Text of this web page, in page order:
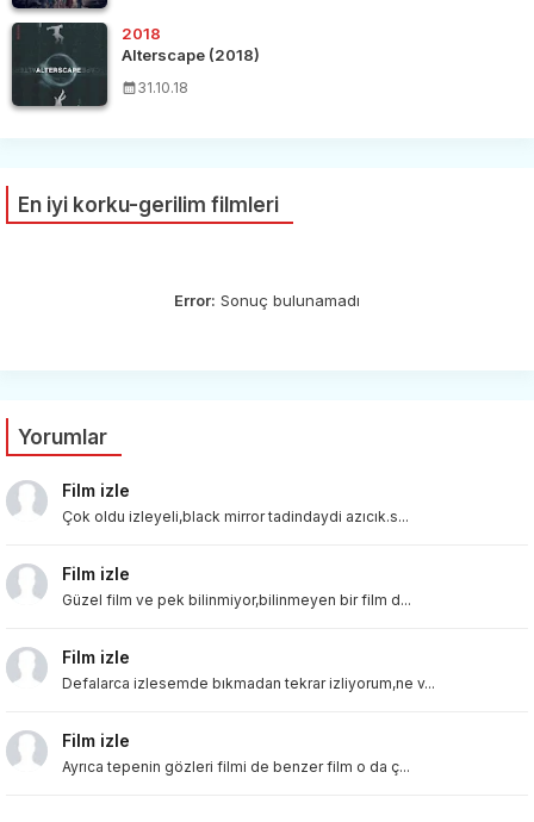
2018
Alterscape (2018)
31.10.18
En iyi korku-gerilim filmleri
Error: Sonuç bulunamadı
Yorumlar
Film izle
Çok oldu izleyeli,black mirror tadindaydi azıcık.s...
Film izle
Güzel film ve pek bilinmiyor,bilinmeyen bir film d...
Film izle
Defalarca izlesemde bıkmadan tekrar izliyorum,ne v...
Film izle
Ayrıca tepenin gözleri filmi de benzer film o da ç...